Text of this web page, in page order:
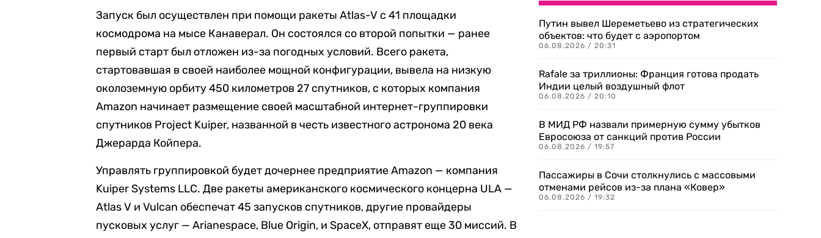
Запуск был осуществлен при помощи ракеты Atlas-V с 41 площадки
космодрома на мысе Канаверал. Он состоялся со второй попытки — ранее
первый старт был отложен из-за погодных условий. Всего ракета,
стартовавшая в своей наиболее мощной конфигурации, вывела на низкую
околоземную орбиту 450 километров 27 спутников, с которых компания
Amazon начинает размещение своей масштабной интернет-группировки
спутников Project Kuiper, названной в честь известного астронома 20 века
Джерарда Койпера.
Управлять группировкой будет дочернее предприятие Amazon — компания
Kuiper Systems LLC. Две ракеты американского космического концерна ULA —
Atlas V и Vulcan обеспечат 45 запусков спутников, другие провайдеры
пусковых услуг — Arianespace, Blue Origin, и SpaceX, отправят еще 30 миссий. В
Путин вывел Шереметьево из стратегических
объектов: что будет с аэропортом
06.08.2026 / 20:31
Rafale за триллионы: Франция готова продать
Индии целый воздушный флот
06.08.2026 / 20:10
В МИД РФ назвали примерную сумму убытков
Евросоюза от санкций против России
06.08.2026 / 19:57
Пассажиры в Сочи столкнулись с массовыми
отменами рейсов из-за плана «Ковер»
06.08.2026 / 19:32